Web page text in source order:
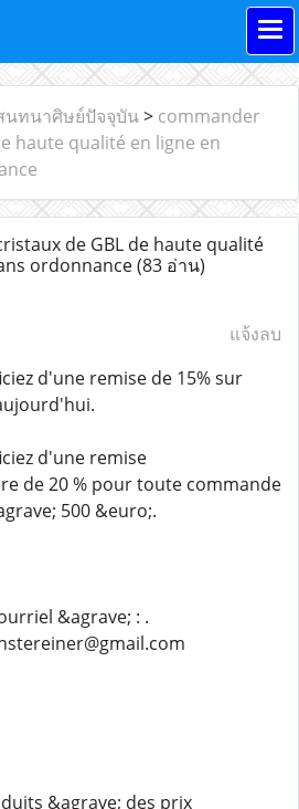
นทนาศิษย์ปัจจุบัน> commander
haute qualité en ligne en
de GBL de haute qualité
ordonnance(83 อ่าน)
แจ้งลบ
d'une remise de 15% sur
d'une remise
de 20 % pour toute commande
500 &euro;.
&agrave; : .
&agrave; des prix